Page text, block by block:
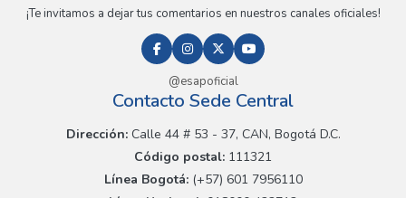
¡Te invitamos a dejar tus comentarios en nuestros canales oficiales!
@esapoficial
Contacto Sede Central
Dirección:Calle 44 # 53 - 37, CAN, Bogotá D.C.
Código postal: 111321
Línea Bogotá:(+57) 601 7956110